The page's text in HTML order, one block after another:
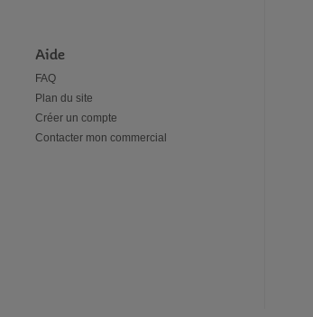
Aide
FAQ
Plan du site
Créer un compte
Contacter mon commercial